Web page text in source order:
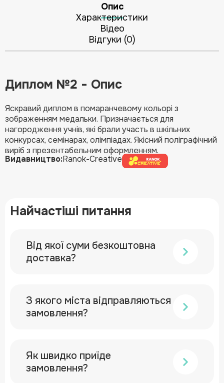
Опис
Характеристики
Відео
Відгуки (0)
Диплом №2 - Опис
Яскравий диплом в помаранчевому кольорі з
зображенням медальки. Призначається для
нагородження учнів, які брали участь в шкільних
конкурсах, семінарах, олімпіадах. Якісний поліграфічний
виріб з презентабельним оформленням.
Видавництво:Ranok-Creative
Найчастіші питання
Від якої суми безкоштовна
доставка?
З якого міста відправляються
замовлення?
Як швидко приїде
замовлення?